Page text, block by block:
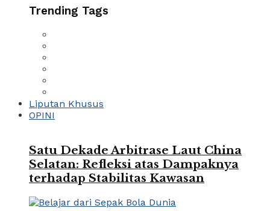
Trending Tags
Liputan Khusus
OPINI
Satu Dekade Arbitrase Laut China
Selatan: Refleksi atas Dampaknya
terhadap Stabilitas Kawasan